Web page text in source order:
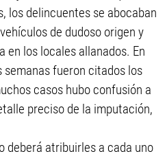
los delincuentes se abocaban
de dudoso origen y
en los locales allanados. En
fueron citados los
casos hubo confusión a
preciso de la imputación,
deberá atribuirles a cada uno